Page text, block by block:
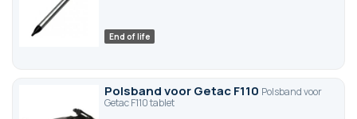
End of life
Polsband voor Getac F110 Polsband voor
Getac F110 tablet